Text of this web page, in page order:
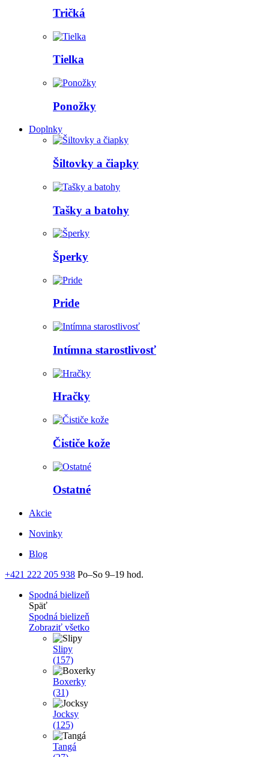
Tričká
Tielka
Ponožky
Doplnky
Šiltovky a čiapky
Tašky a batohy
Šperky
Pride
Intímna starostlivosť
Hračky
Čističe kože
Ostatné
Akcie
Novinky
Blog
+421 222 205 938 Po–So 9–19 hod.
Spodná bielizeň
Späť
Spodná bielizeň
Zobraziť všetko
Slipy
(157)
Boxerky
(31)
Jocksy
(125)
Tangá